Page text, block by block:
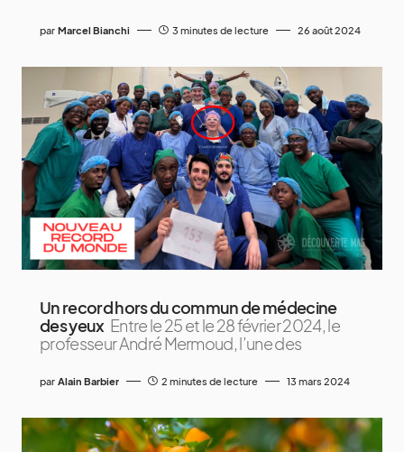
par Marcel Bianchi 3 minutes de lecture 26 août 2024
Un record hors du commun de médecine
des yeux Entre le 25 et le 28 février 2024, le
professeur André Mermoud, l’une des
par Alain Barbier 2 minutes de lecture 13 mars 2024